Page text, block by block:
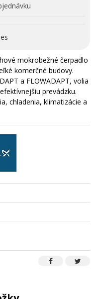
mokrobežné čerpadlo
komerčné budovy.
a FLOWADAPT, volia
prevádzku.
chladenia, klimatizácie a